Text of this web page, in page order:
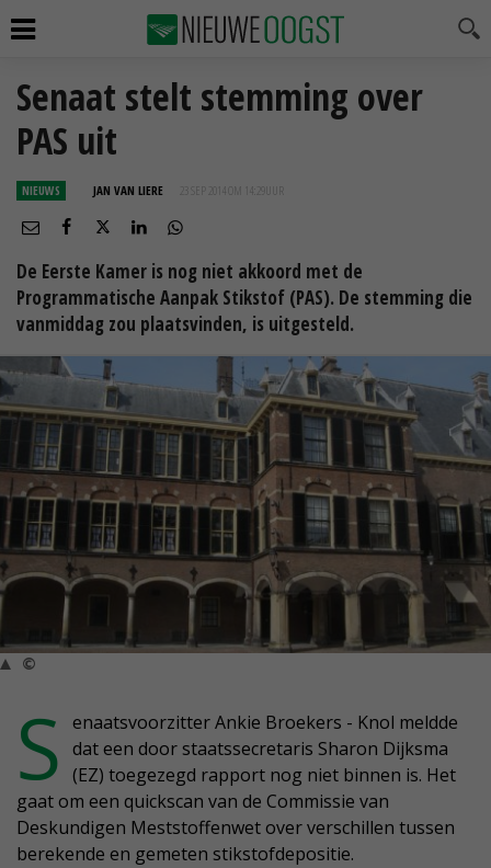
Senaat stelt stemming over
PAS uit
NIEUWS JAN VAN LIERE 23 SEP 2014 OM 14:29
De Eerste Kamer is nog niet akkoord met de
Programmatische Aanpak Stikstof (PAS). De stemming die
vanmiddag zou plaatsvinden, is uitgesteld.
©
S enaatsvoorzitter Ankie Broekers - Knol meldde
dat een door staatssecretaris Sharon Dijksma
(EZ) toegezegd rapport nog niet binnen is. Het
gaat om een quickscan van de Commissie van
Deskundigen Meststoffenwet over verschillen tussen
berekende en gemeten stikstofdepositie.